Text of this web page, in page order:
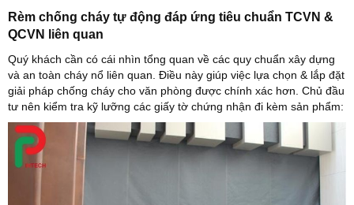
Rèm chống cháy tự động đáp ứng tiêu chuẩn TCVN &
QCVN liên quan
Quý khách cần có cái nhìn tổng quan về các quy chuẩn xây dựng
và an toàn cháy nổ liên quan. Điều này giúp việc lựa chọn & lắp đặt
giải pháp chống cháy cho văn phòng được chính xác hơn. Chủ đầu
tư nên kiểm tra kỹ lưỡng các giấy tờ chứng nhận đi kèm sản phẩm: